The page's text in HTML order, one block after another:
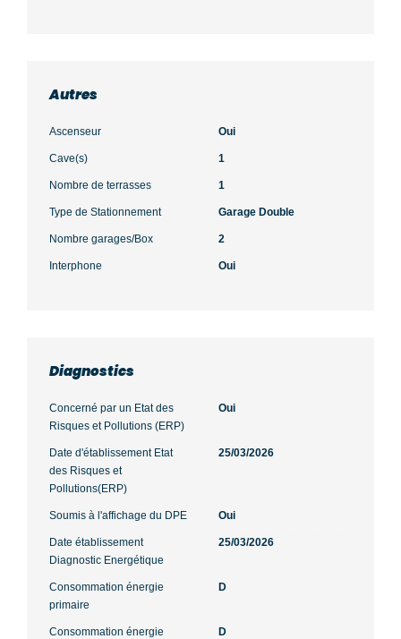
Autres
Ascenseur Oui
Cave(s) 1
Nombre de terrasses 1
Type de Stationnement Garage Double
Nombre garages/Box 2
Interphone Oui
Diagnostics
Concerné par un Etat des
Risques et Pollutions (ERP)
Oui
Date d'établissement Etat
des Risques et
Pollutions(ERP)
25/03/2026
Soumis à l'affichage du DPE Oui
Date établissement
Diagnostic Energétique
25/03/2026
Consommation énergie
primaire
D
Consommation énergie
D